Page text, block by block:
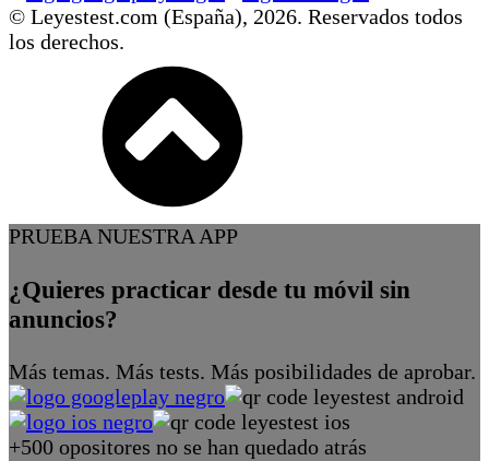
© Leyestest.com (España), 2026. Reservados todos
los derechos.
PRUEBA NUESTRA APP
¿Quieres practicar desde tu móvil sin
anuncios?
Más temas. Más tests. Más posibilidades de aprobar.
+500 opositores no se han quedado atrás